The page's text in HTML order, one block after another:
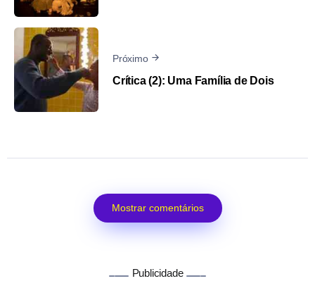
Próximo
Crítica (2): Uma Família de Dois
Mostrar comentários
Publicidade